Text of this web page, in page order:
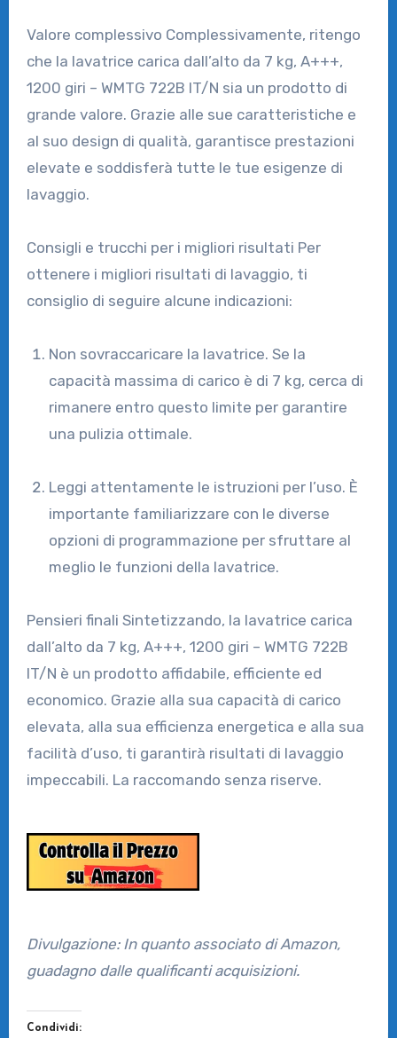
Valore complessivo Complessivamente, ritengo
che la lavatrice carica dall’alto da 7 kg, A+++,
1200 giri – WMTG 722B IT/N sia un prodotto di
grande valore. Grazie alle sue caratteristiche e
al suo design di qualità, garantisce prestazioni
elevate e soddisferà tutte le tue esigenze di
lavaggio.
Consigli e trucchi per i migliori risultati Per
ottenere i migliori risultati di lavaggio, ti
consiglio di seguire alcune indicazioni:
Non sovraccaricare la lavatrice. Se la
capacità massima di carico è di 7 kg, cerca di
rimanere entro questo limite per garantire
una pulizia ottimale.
Leggi attentamente le istruzioni per l’uso. È
importante familiarizzare con le diverse
opzioni di programmazione per sfruttare al
meglio le funzioni della lavatrice.
Pensieri finali Sintetizzando, la lavatrice carica
dall’alto da 7 kg, A+++, 1200 giri – WMTG 722B
IT/N è un prodotto affidabile, efficiente ed
economico. Grazie alla sua capacità di carico
elevata, alla sua efficienza energetica e alla sua
facilità d’uso, ti garantirà risultati di lavaggio
impeccabili. La raccomando senza riserve.
Divulgazione: In quanto associato di Amazon,
guadagno dalle qualificanti acquisizioni.
Condividi: